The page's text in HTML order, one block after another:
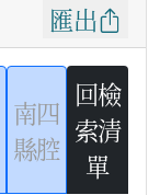
匯出
南四
縣腔
回檢
索清
單